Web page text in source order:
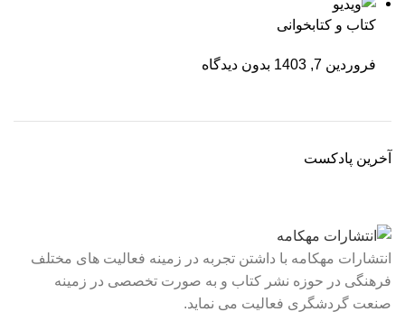
کتاب و کتابخوانی
فروردین 7, 1403 بدون دیدگاه
آخرین پادکست
انتشارات مهکامه با داشتن تجربه در زمینه فعالیت های مختلف
فرهنگی در حوزه نشر کتاب و به صورت تخصصی در زمینه
صنعت گردشگری فعالیت می نماید.